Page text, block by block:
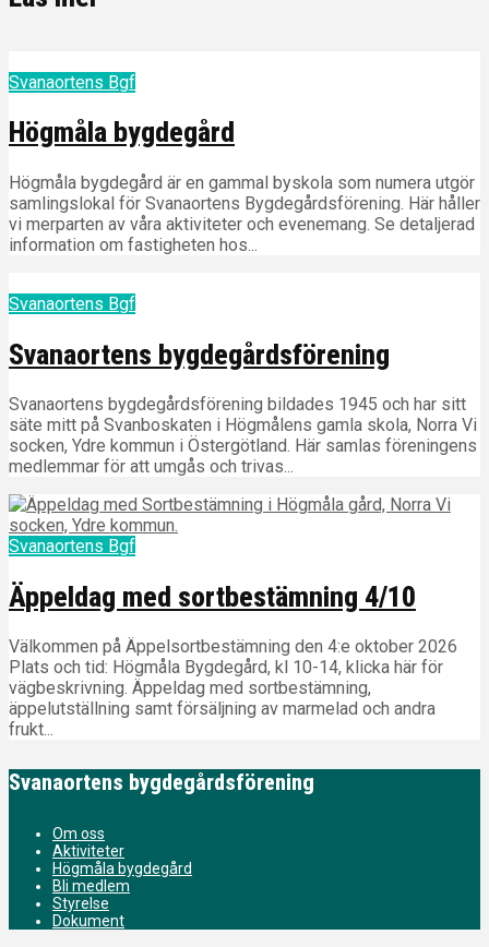
Svanaortens Bgf
Högmåla bygdegård
Högmåla bygdegård är en gammal byskola som numera utgör
samlingslokal för Svanaortens Bygdegårdsförening. Här håller
vi merparten av våra aktiviteter och evenemang. Se detaljerad
information om fastigheten hos...
Svanaortens Bgf
Svanaortens bygdegårdsförening
Svanaortens bygdegårdsförening bildades 1945 och har sitt
säte mitt på Svanboskaten i Högmålens gamla skola, Norra Vi
socken, Ydre kommun i Östergötland. Här samlas föreningens
medlemmar för att umgås och trivas...
Svanaortens Bgf
Äppeldag med sortbestämning 4/10
Välkommen på Äppelsortbestämning den 4:e oktober 2026
Plats och tid: Högmåla Bygdegård, kl 10-14, klicka här för
vägbeskrivning. Äppeldag med sortbestämning,
äppelutställning samt försäljning av marmelad och andra
frukt...
Svanaortens bygdegårdsförening
Om oss
Aktiviteter
Högmåla bygdegård
Bli medlem
Styrelse
Dokument